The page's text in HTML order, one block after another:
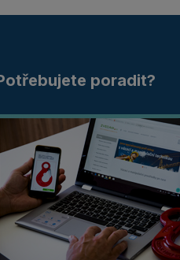
poradit?